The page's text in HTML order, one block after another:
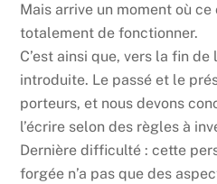
Mais arrive un moment où
totalement de fonctionner.
C’est ainsi que, vers la fin
introduite. Le passé et le
porteurs, et nous devons
l’écrire selon des règles à
Dernière difficulté : cette
forgée n’a pas que des